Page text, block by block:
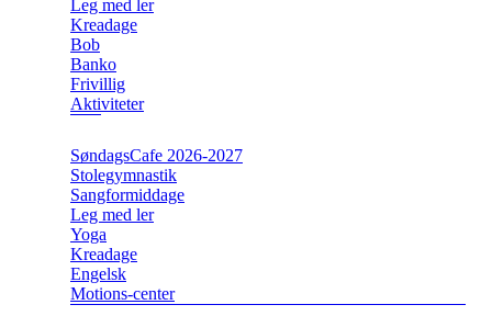
Leg med ler
Kreadage
Bob
Banko
Frivillig
Aktiviteter
SøndagsCafe 2026-2027
Stolegymnastik
Sangformiddage
Leg med ler
Yoga
Kreadage
Engelsk
Motions-center